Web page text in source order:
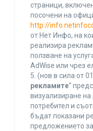
страници,
посочени на
http://
от Нет Инфо, на
реализира
ползване на
AdWise или чрез
5. (нов в сила от
рекламите“
визуализиране
потребител и
бъдат показани
предложението за